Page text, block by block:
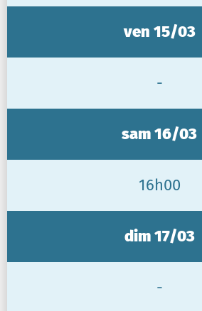
ven 15/03
-
sam 16/03
16h00
dim 17/03
-